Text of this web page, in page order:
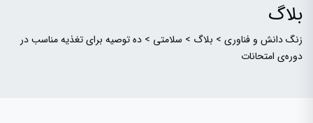
بلاگ
زنگ دانش و فناوری > بلاگ > سلامتی > ده توصیه برای تغذیه مناسب در
دوره‌ی امتحانات